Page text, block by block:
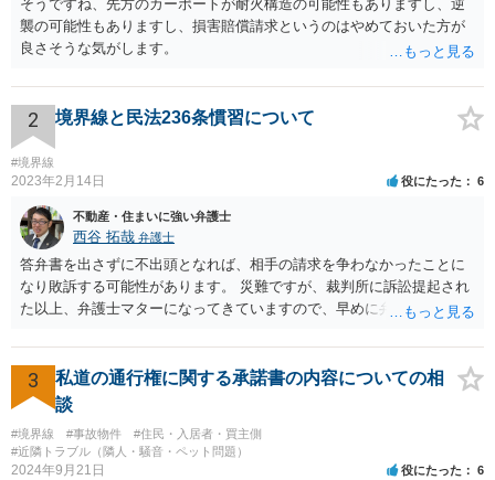
そうですね、先方のカーポートが耐火構造の可能性もありますし、逆
襲の可能性もありますし、損害賠償請求というのはやめておいた方が
良さそうな気がします。
2 境界線と民法236条慣習について
#境界線
2023年2月14日 役にたった 6
不動産・住まいに強い弁護士
西谷 拓哉 弁護士
答弁書を出さずに不出頭となれば、相手の請求を争わなかったことに
なり敗訴する可能性があります。 災難ですが、裁判所に訴訟提起され
た以上、弁護士マターになってきていますので、早めに弁護の依頼を
3
私道の通行権に関する承諾書の内容についての相
談
#境界線 #事故物件
#住民・入居者・買主側
#近隣トラブル（隣人・騒音・ペット問題）
2024年9月21日 役にたった 6